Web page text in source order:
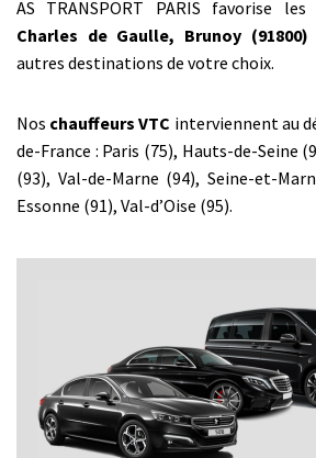
AS TRANSPORT PARIS favorise les
Charles de Gaulle, Brunoy (91800)
autres destinations de votre choix.
Nos chauffeurs VTC interviennent au
de-France : Paris (75), Hauts-de-Seine
(93), Val-de-Marne (94), Seine-et-
Essonne (91), Val-d’Oise (95).